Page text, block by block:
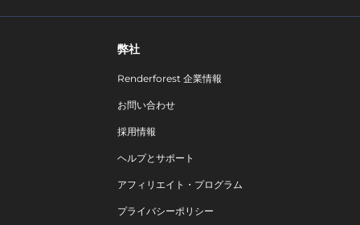
弊社
Renderforest 企業情報
お問い合わせ
採用情報
ヘルプとサポート
アフィリエイト・プログラム
プライバシーポリシー